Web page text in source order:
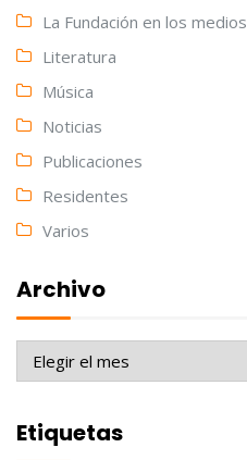
La Fundación en los medios
Literatura
Música
Noticias
Publicaciones
Residentes
Varios
Archivo
Archivo
Etiquetas